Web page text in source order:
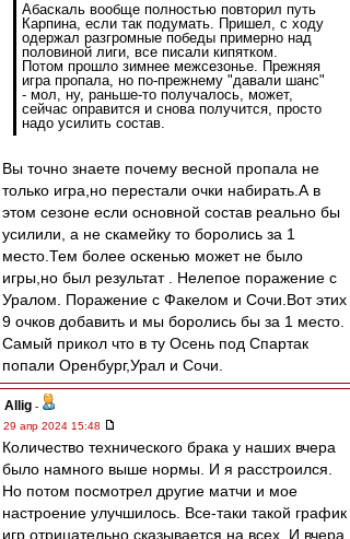
Абаскаль вообще полностью повторил путь
Карпина, если так подумать. Пришел, с ходу
одержал разгромные победы примерно над
половиной лиги, все писали кипятком.
Потом прошло зимнее межсезонье. Прежняя
игра пропала, но по-прежнему "давали шанс"
- мол, ну, раньше-то получалось, может,
сейчас оправится и снова получится, просто
надо усилить состав.
Вы точно знаете почему весной пропала не
только игра,но перестали очки набирать.А в
этом сезоне если основной состав реально бы
усилили, а не скамейку то боролись за 1
место.Тем более оскенью может не было
игры,но был результат . Нелепое поражение с
Уралом. Поражение с Факелом и Сочи.Вот этих
9 очков добавить и мы боролись бы за 1 место.
Самый прикол что в ту Осень под Спартак
попали Оренбург,Урал и Сочи.
Allig -
29 апр 2024 15:48
Количество технического брака у наших вчера
было намного выше нормы. И я расстроился.
Но потом посмотрел другие матчи и мое
настроение улучшилось. Все-таки такой график
игр отрицательно сказывается на всех. И вчера